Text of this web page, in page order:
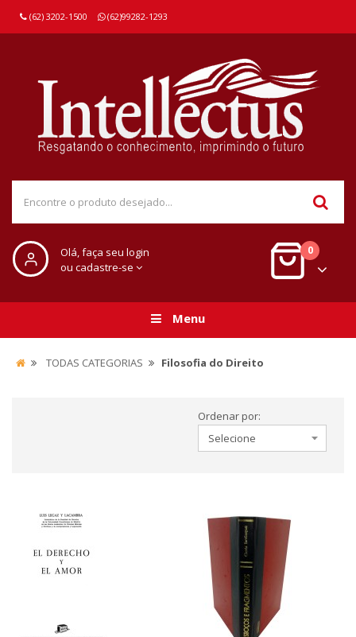
(62) 3202-1500 (62)99282-1293
Olá, faça seu login
ou cadastre-se
0
Menu
TODAS CATEGORIAS Filosofia do Direito
Ordenar por: